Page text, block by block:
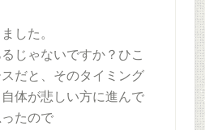
した。
じゃないですか？ひこ
だと、そのタイミング
体が悲しい方に進んで
たので